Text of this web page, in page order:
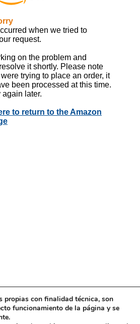
propias con finalidad técnica, son
funcionamiento de la página y se